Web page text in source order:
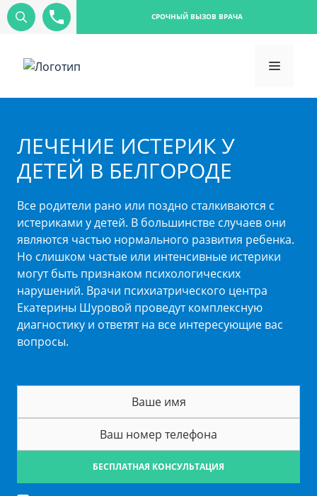
СРОЧНЫЙ ВЫЗОВ ВРАЧА
ЛЕЧЕНИЕ ИСТЕРИК У
ДЕТЕЙ В БЕЛГОРОДЕ
Все родители рано или поздно сталкиваются с
истериками у детей. В большинстве случаев они
являются частью нормального развития ребенка.
Но слишком частые или интенсивные истерики
могут быть признаком психологических
нарушений. Врачи психиатрического центра
Екатерины Шуровой проведут комплексную
диагностику и ответят на все интересующие вас
вопросы.
БЕСПЛАТНАЯ КОНСУЛЬТАЦИЯ